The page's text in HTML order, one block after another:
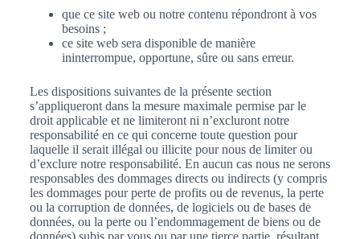
que ce site web ou notre contenu répondront à vos
besoins ;
ce site web sera disponible de manière
ininterrompue, opportune, sûre ou sans erreur.
Les dispositions suivantes de la présente section
s’appliqueront dans la mesure maximale permise par le
droit applicable et ne limiteront ni n’excluront notre
responsabilité en ce qui concerne toute question pour
laquelle il serait illégal ou illicite pour nous de limiter ou
d’exclure notre responsabilité. En aucun cas nous ne serons
responsables des dommages directs ou indirects (y compris
les dommages pour perte de profits ou de revenus, la perte
ou la corruption de données, de logiciels ou de bases de
données, ou la perte ou l’endommagement de biens ou de
données) subis par vous ou par une tierce partie, résultant